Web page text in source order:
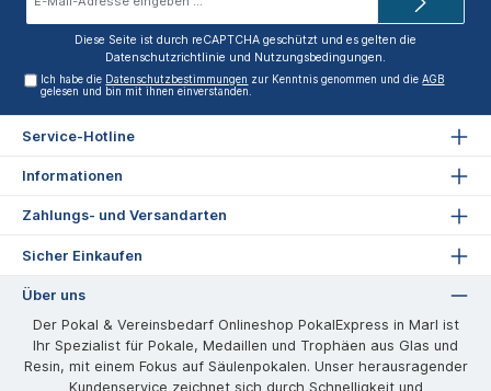
Diese Seite ist durch reCAPTCHA geschützt und es gelten die
Datenschutzrichtlinie und Nutzungsbedingungen.
Ich habe die Datenschutzbestimmungen zur Kenntnis genommen und dieAGB
gelesen und bin mit ihnen einverstanden.
Service-Hotline
Informationen
Zahlungs- und Versandarten
Sicher Einkaufen
Über uns
Der Pokal & Vereinsbedarf Onlineshop PokalExpress in Marl ist
Ihr Spezialist für Pokale, Medaillen und Trophäen aus Glas und
Resin, mit einem Fokus auf Säulenpokalen. Unser herausragender
Kundenservice zeichnet sich durch Schnelligkeit und